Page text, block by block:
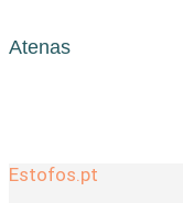
Atenas
Estofos.pt